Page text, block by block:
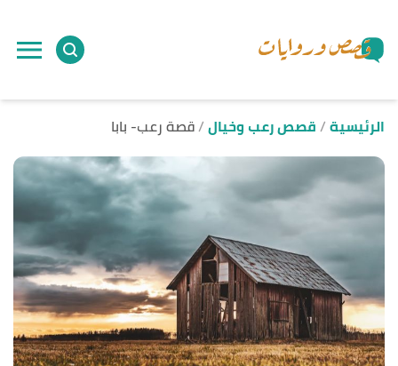
الرئيسية قصص رعب وخيال قصة رعب- بابا